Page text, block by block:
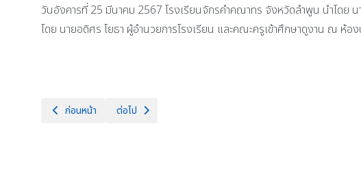
วันอังคารที่ 25 มีนาคม 2567 โรงเรียนจักรคำคณาทร จังหวัดลำพูน นำโดย
โดย นายอดิศร โยธา ผู้อำนวยการโรงเรียน และคณะครูเข้าศึกษาดูงาน ณ ห้อง
เนื้อหาก่อนหน้า: วันอังคารที่ 25 มีนาคม 2568 โรงเรียนจักรคำคณาทร จังหวัดลำ
ก่อนหน้า เนื้อหาถัดไป: วันจันทร์ที่ 24 มีนาคม 2567 นายธำรงค์ หน่อเรือง
ต่อไป